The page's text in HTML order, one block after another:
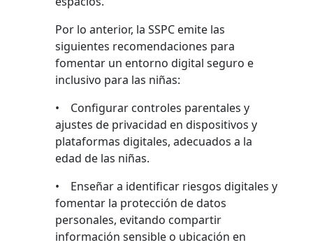
Por lo anterior, la SSPC emite las
siguientes recomendaciones para
fomentar un entorno digital seguro e
inclusivo para las niñas:
• Configurar controles parentales y
ajustes de privacidad en dispositivos y
plataformas digitales, adecuados a la
edad de las niñas.
• Enseñar a identificar riesgos digitales y
fomentar la protección de datos
personales, evitando compartir
información sensible o ubicación en